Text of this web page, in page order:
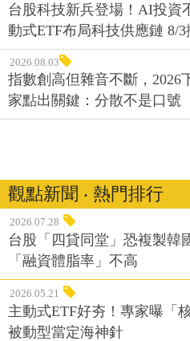
台股科技新兵登場！AI投資
動式ETF布局科技供應鏈 8/
2026.08.03
指數創高但雜音不斷，2026
家點出關鍵：分散不是口號
觀點新聞 ‧ 熱門排行
2026.07.28
台股「四貸同堂」恐複製韓
「融資體脂率」不高
2026.05.21
主動式ETF好夯！專家曝「
被動型當定海神針